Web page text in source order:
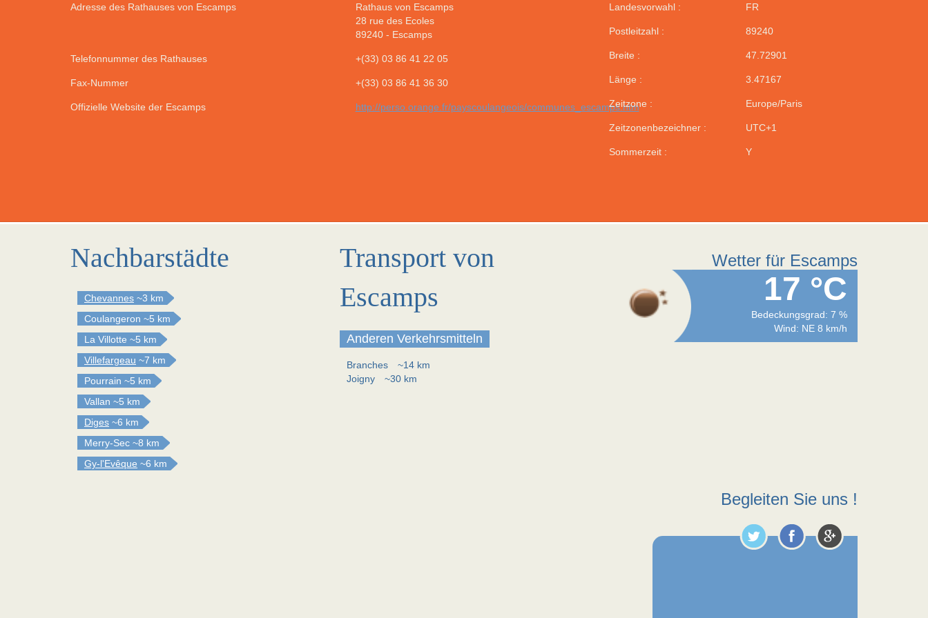
Adresse des Rathauses von Escamps
Rathaus von Escamps
28 rue des Ecoles
89240- Escamps
Telefonnummer des Rathauses +(33) 03 86 41 22 05
Fax-Nummer +(33) 03 86 41 36 30
Offizielle Website der Escamps http://perso.orange.fr/payscoulangeois/communes_escamps.htm
Landesvorwahl : FR
Postleitzahl : 89240
Breite : 47.72901
Länge : 3.47167
Zeitzone : Europe/Paris
Zeitzonenbezeichner : UTC+1
Sommerzeit : Y
Nachbarstädte
Chevannes ~3 km
Coulangeron ~5 km
La Villotte ~5 km
Villefargeau ~7 km
Pourrain ~5 km
Vallan ~5 km
Diges ~6 km
Merry-Sec ~8 km
Gy-l'Evêque ~6 km
Transport von
Escamps
Anderen Verkehrsmitteln
Branches
~14 km
Joigny
~30 km
Wetter für Escamps
17 °C
Bedeckungsgrad: 7 %
Wind: NE 8 km/h
Begleiten Sie uns !